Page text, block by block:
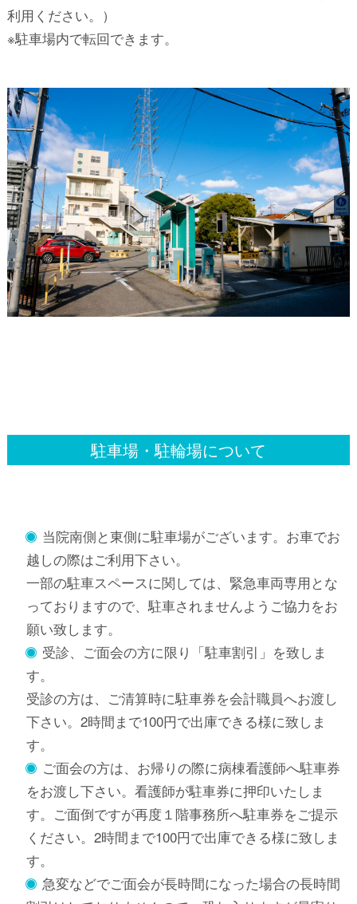
利用ください。）
※駐車場内で転回できます。
駐車場・駐輪場について
当院南側と東側に駐車場がございます。お車でお
越しの際はご利用下さい。
一部の駐車スペースに関しては、緊急車両専用とな
っておりますので、駐車されませんようご協力をお
願い致します。
受診、ご面会の方に限り「駐車割引」を致しま
す。
受診の方は、ご清算時に駐車券を会計職員へお渡し
下さい。2時間まで100円で出庫できる様に致しま
す。
ご面会の方は、お帰りの際に病棟看護師へ駐車券
をお渡し下さい。看護師が駐車券に押印いたしま
す。ご面倒ですが再度１階事務所へ駐車券をご提示
ください。2時間まで100円で出庫できる様に致しま
す。
急変などでご面会が長時間になった場合の長時間